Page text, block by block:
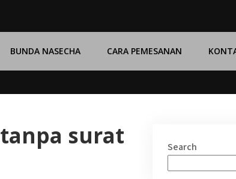
BUNDA NASECHA CARA PEMESANAN
surat
Search